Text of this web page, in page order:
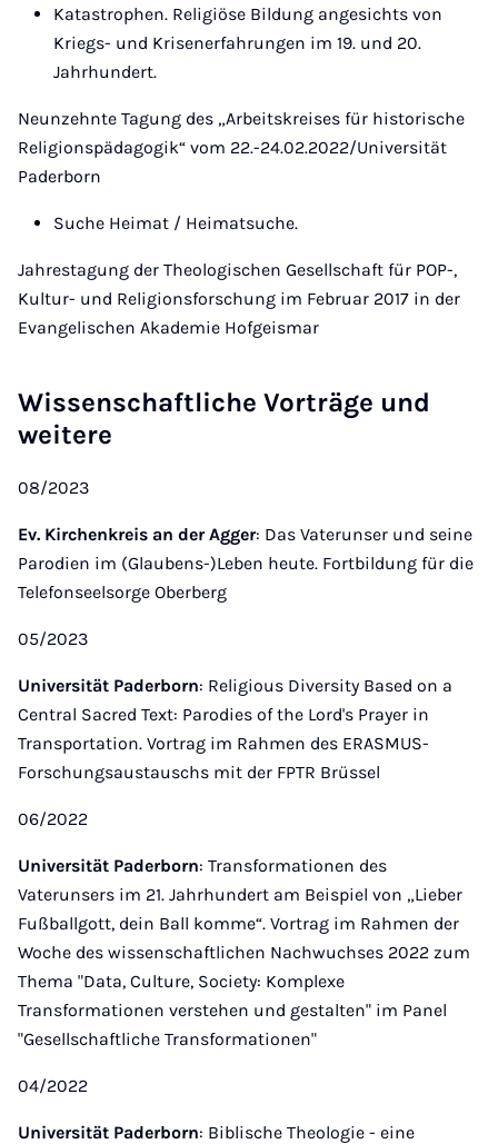
Katastrophen. Religiöse Bildung angesichts von
Kriegs- und Krisenerfahrungen im 19. und 20.
Jahrhundert.
Neunzehnte Tagung des „Arbeitskreises für historische
Religionspädagogik“ vom 22.-24.02.2022/Universität
Paderborn
Suche Heimat / Heimatsuche.
Jahrestagung der Theologischen Gesellschaft für POP-,
Kultur- und Religionsforschung im Februar 2017 in der
Evangelischen Akademie Hofgeismar
Wissenschaftliche Vorträge und
weitere
08/2023
Ev. Kirchenkreis an der Agger: Das Vaterunser und seine
Parodien im (Glaubens-)Leben heute. Fortbildung für die
Telefonseelsorge Oberberg
05/2023
Universität Paderborn: Religious Diversity Based on a
Central Sacred Text: Parodies of the Lord's Prayer in
Transportation. Vortrag im Rahmen des ERASMUS-
Forschungsaustauschs mit der FPTR Brüssel
06/2022
Universität Paderborn: Transformationen des
Vaterunsers im 21. Jahrhundert am Beispiel von „Lieber
Fußballgott, dein Ball komme“. Vortrag im Rahmen der
Woche des wissenschaftlichen Nachwuchses 2022 zum
Thema "Data, Culture, Society: Komplexe
Transformationen verstehen und gestalten" im Panel
"Gesellschaftliche Transformationen"
04/2022
Universität Paderborn: Biblische Theologie - eine